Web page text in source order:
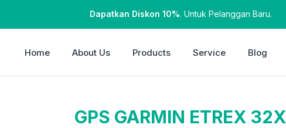
Dapatkan Diskon 10%. Untuk Pelanggan Baru.
Home About Us Products Service Blog
GPS GARMIN ETREX 32X